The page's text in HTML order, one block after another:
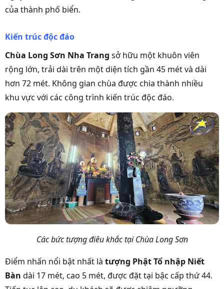
của thành phố biển.
Kiến trúc độc đáo
Chùa Long Sơn Nha Trang sở hữu một khuôn viên
rộng lớn, trải dài trên một diện tích gần 45 mét và dài
hơn 72 mét. Không gian chùa được chia thành nhiều
khu vực với các công trình kiến trúc độc đáo.
Các bức tượng điêu khắc tại Chùa Long Sơn
Điểm nhấn nổi bật nhất là tượng Phật Tổ nhập Niết
Bàn dài 17 mét, cao 5 mét, được đặt tại bậc cấp thứ 44.